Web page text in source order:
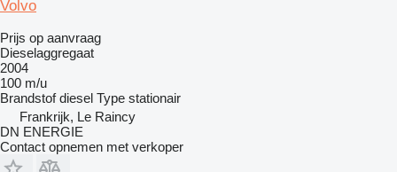
Volvo
Prijs op aanvraag
Dieselaggregaat
2004
100 m/u
Brandstof diesel Type stationair
Frankrijk, Le Raincy
DN ENERGIE
Contact opnemen met verkoper